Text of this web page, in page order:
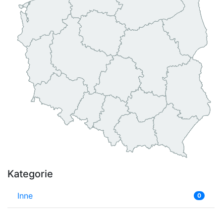
Kategorie
Inne 0